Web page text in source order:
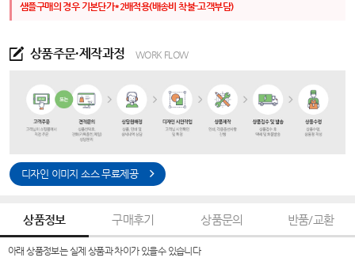
샘플구매의 경우 기본단가*2배적용(배송비 착불-고객부담)
상품주문·제작과정 WORK FLOW
디자인 이미지 소스 무료제공
상품정보 구매후기 상품문의 반품/교환
아래 상품정보는 실제 상품과 차이가 있을수 있습니다